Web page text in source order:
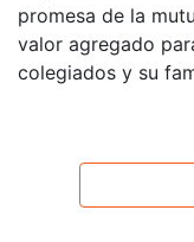
promesa de la
valor agregado
colegiados y su